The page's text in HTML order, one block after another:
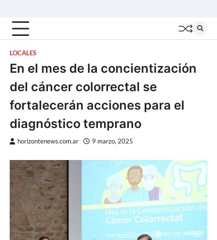
content
LOCALES
En el mes de la concientización
del cáncer colorrectal se
fortalecerán acciones para el
diagnóstico temprano
horizontenews.com.ar 9 marzo, 2025